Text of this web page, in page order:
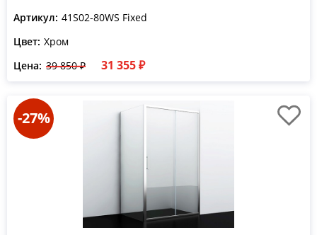
Артикул: 41S02-80WS Fixed
Цвет: Хром
Цена: 39 850 ₽ 31 355 ₽
-27%